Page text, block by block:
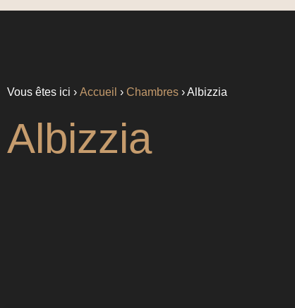
Vous êtes ici › Accueil › Chambres ›Albizzia
Albizzia